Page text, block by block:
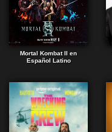
Mortal Kombat II en
Español Latino